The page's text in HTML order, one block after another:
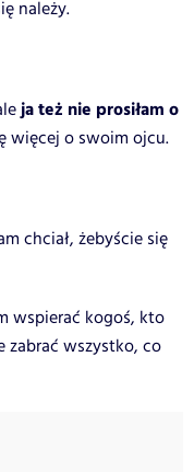
należy.
ja też nie prosiłam o
więcej o swoim ojcu.
chciał, żebyście się
wspierać kogoś, kto
zabrać wszystko, co